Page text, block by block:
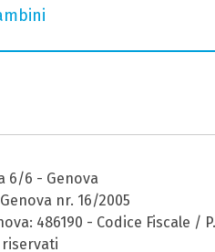
6/6 - Genova
nr. 16/2005
486190 - Codice Fiscale /